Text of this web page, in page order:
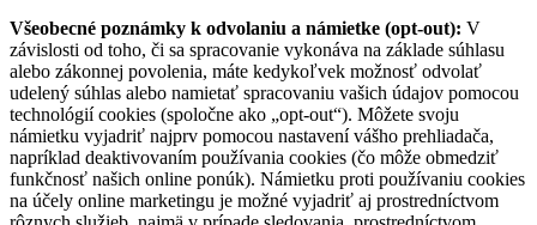
Všeobecné poznámky k odvolaniu a námietke (opt-out): V
závislosti od toho, či sa spracovanie vykonáva na základe súhlasu
alebo zákonnej povolenia, máte kedykoľvek možnosť odvolať
udelený súhlas alebo namietať spracovaniu vašich údajov pomocou
technológií cookies (spoločne ako „opt-out“). Môžete svoju
námietku vyjadriť najprv pomocou nastavení vášho prehliadača,
napríklad deaktivovaním používania cookies (čo môže obmedziť
funkčnosť našich online ponúk). Námietku proti používaniu cookies
na účely online marketingu je možné vyjadriť aj prostredníctvom